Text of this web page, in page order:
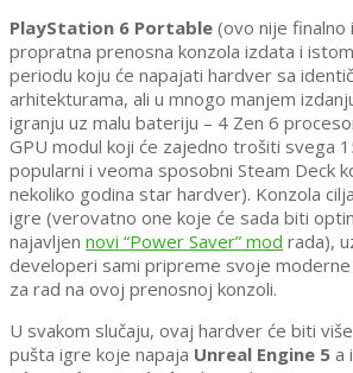
PlayStation 6 Portable (ovo nije finalno
propratna prenosna konzola izdata i
periodu koju će napajati hardver sa
arhitekturama, ali u mnogo manjem
igranju uz malu bateriju – 4 Zen 6
GPU modul koji će zajedno trošiti svega
popularni i veoma sposobni Steam Deck
nekoliko godina star hardver). Konzola
igre (verovatno one koje će sada biti
najavljen novi “Power Saver” mod rada),
developeri sami pripreme svoje moderne
za rad na ovoj prenosnoj konzoli.
U svakom slučaju, ovaj hardver će biti
pušta igre koje napaja Unreal Engine 5 a